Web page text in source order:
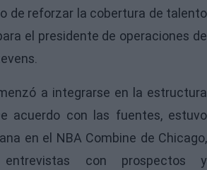
de reforzar la cobertura de talento
el presidente de operaciones de
a integrarse en la estructura
acuerdo con las fuentes, estuvo
en el NBA Combine de Chicago,
con prospectos y